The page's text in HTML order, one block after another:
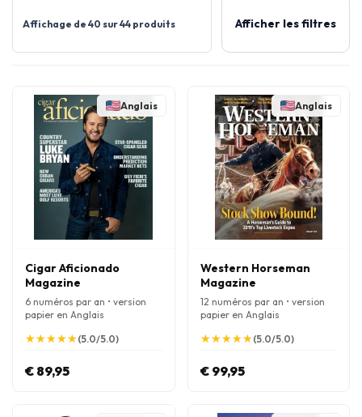
Affichage de 40 sur 44 produits Afficher les filtres
Anglais
Cigar Aficionado
Magazine
6 numéros par an • version
papier en Anglais
★
★★
★★
★★
★★
★(5.0/5.0)
€ 89,95
Anglais
Western Horseman
Magazine
12 numéros par an • version
papier en Anglais
★
★★
★★
★★
★★
★(5.0/5.0)
€ 99,95